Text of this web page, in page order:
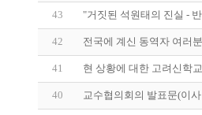
43 "거짓된 석원태의 진실 -
42 전국에 계신 동역자 여러
41 현 상황에 대한 고려신학
40 교수협의회의 발표문(이